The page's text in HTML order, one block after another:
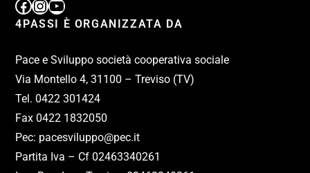
4PASSI È ORGANIZZATA DA
Pace e Sviluppo società cooperativa sociale
Via Montello 4, 31100 – Treviso (TV)
Tel. 0422 301424
Fax 0422 1832050
Pec: pacesviluppo@pec.it
Partita Iva – Cf 02463340261